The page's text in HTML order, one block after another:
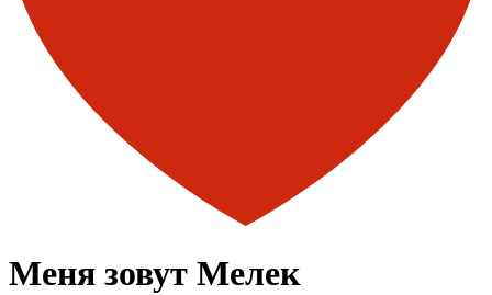
Меня зовут Мелек